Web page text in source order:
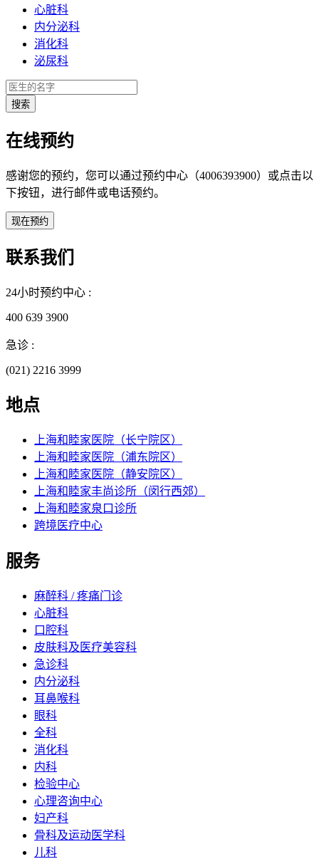
心脏科
内分泌科
消化科
泌尿科
在线预约
感谢您的预约，您可以通过预约中心（4006393900）或点击以
下按钮，进行邮件或电话预约。
联系我们
24小时预约中心 :
400 639 3900
急诊 :
(021) 2216 3999
地点
上海和睦家医院（长宁院区）
上海和睦家医院（浦东院区）
上海和睦家医院（静安院区）
上海和睦家丰尚诊所（闵行西郊）
上海和睦家泉口诊所
跨境医疗中心
服务
麻醉科 / 疼痛门诊
心脏科
口腔科
皮肤科及医疗美容科
急诊科
内分泌科
耳鼻喉科
眼科
全科
消化科
内科
检验中心
心理咨询中心
妇产科
骨科及运动医学科
儿科